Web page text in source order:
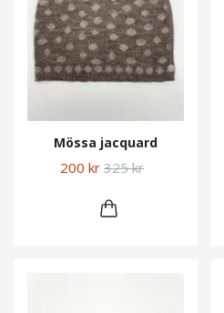
Mössa jacquard
200 kr 325 kr